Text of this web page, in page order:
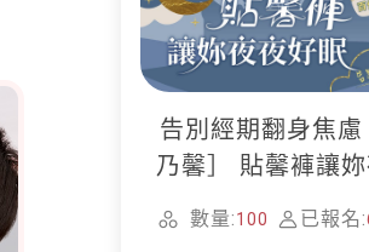
告別經期翻身焦慮
乃馨］ 貼馨褲讓妳
數量:100 已報名: